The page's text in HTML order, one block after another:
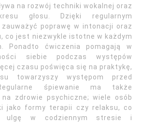
na rozwój techniki wokalnej oraz
głosu. Dzięki regularnym
poprawę w intonacji oraz
co jest niezwykle istotne w każdym
Ponadto ćwiczenia pomagają w
siebie podczas występów
czasu poświęca się na praktykę,
towarzyszy występom przed
śpiewanie ma także
na zdrowie psychiczne; wiele osób
jako formy terapii czy relaksu, co
ulgę w codziennym stresie i